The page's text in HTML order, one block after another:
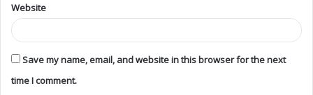
Website
Save my name, email, and website in this browser for the next
time I comment.